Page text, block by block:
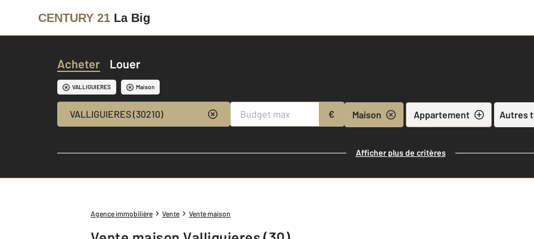
CENTURY 21 La Big
Acheter Louer
VALLIGUIERES Maison
VALLIGUIERES (30210) € Maison Appartement Autres
Afficher plus de critères
Agence immobilière Vente Vente maison